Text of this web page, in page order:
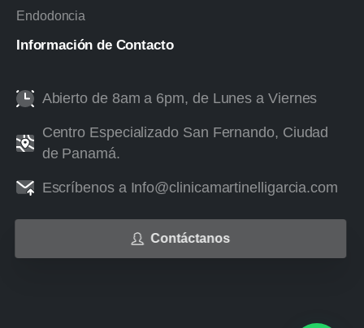
Endodoncia
Información de Contacto
Abierto de 8am a 6pm, de Lunes a Viernes
Centro Especializado San Fernando, Ciudad
de Panamá.
Escríbenos a Info@clinicamartinelligarcia.com
Contáctanos